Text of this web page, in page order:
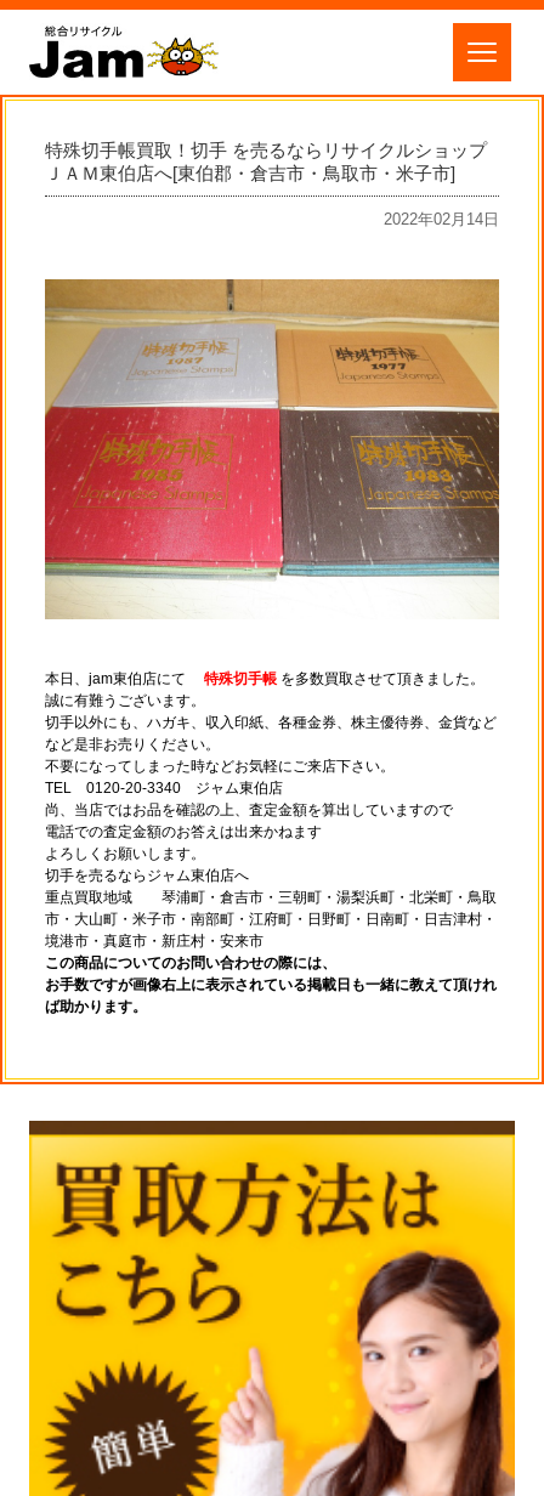
特殊切手帳買取！切手 を売るならリサイクルショップ
ＪＡＭ東伯店へ[東伯郡・倉吉市・鳥取市・米子市]
2022年02月14日
本日、jam東伯店にて 特殊切手帳 を多数買取させて頂きました。
誠に有難うございます。
切手以外にも、ハガキ、収入印紙、各種金券、株主優待券、金貨など
など是非お売りください。
不要になってしまった時などお気軽にご来店下さい。
TEL 0120-20-3340 ジャム東伯店
尚、当店ではお品を確認の上、査定金額を算出していますので
電話での査定金額のお答えは出来かねます
よろしくお願いします。
切手を売るならジャム東伯店へ
重点買取地域 琴浦町・倉吉市・三朝町・湯梨浜町・北栄町・鳥取
市・大山町・米子市・南部町・江府町・日野町・日南町・日吉津村・
境港市・真庭市・新庄村・安来市
この商品についてのお問い合わせの際には、
お手数ですが画像右上に表示されている掲載日も一緒に教えて頂けれ
ば助かります。